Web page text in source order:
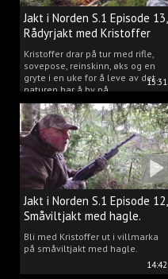
15:31
Jakt i Norden S.1 Episode 13,
Rådyrjakt med Kristoffer
Clausen
Kristoffer drar på tur med rifle,
sovepose, reinskinn, øks og en
gryte i en uke for å leve av det
naturen har å by på.
14:42
Jakt i Norden S.1 Episode 12,
Småviltjakt med hagle.
Bli med Kristoffer ut i villmarka
på småviltjakt med hagle.